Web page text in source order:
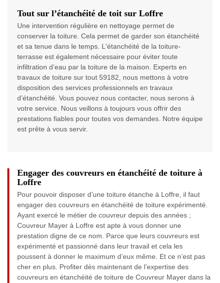
Tout sur l’étanchéité de toit sur Loffre
Une intervention régulière en nettoyage permet de
conserver la toiture. Cela permet de garder son étanchéité
et sa tenue dans le temps. L'étanchéité de la toiture-
terrasse est également nécessaire pour éviter toute
infiltration d’eau par la toiture de la maison. Experts en
travaux de toiture sur tout 59182, nous mettons à votre
disposition des services professionnels en travaux
d’étanchéité. Vous pouvez nous contacter, nous serons à
votre service. Nous veillons à toujours vous offrir des
prestations fiables pour toutes vos demandes. Notre équipe
est prête à vous servir.
Engager des couvreurs en étanchéité de toiture à
Loffre
Pour pouvoir disposer d’une toiture étanche à Loffre, il faut
engager des couvreurs en étanchéité de toiture expérimenté.
Ayant exercé le métier de couvreur depuis des années ;
Couvreur Mayer à Loffre est apte à vous donner une
prestation digne de ce nom. Parce que leurs couvreurs est
expérimenté et passionné dans leur travail et cela les
poussent à donner le maximum d’eux même. Et ce n’est pas
cher en plus. Profiter dès maintenant de l’expertise des
couvreurs en étanchéité de toiture de Couvreur Mayer dans la